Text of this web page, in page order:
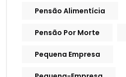
Pensão Alimentícia
Pensão Por Morte
Pequena Empresa